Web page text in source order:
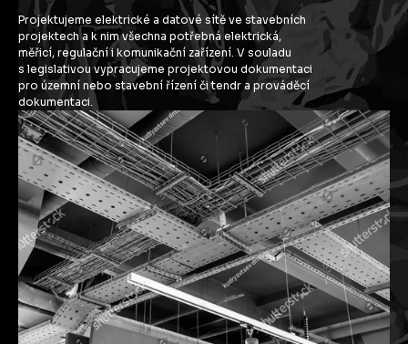
Projektujeme elektrické a datové sítě ve stavebních
projektech a k nim všechna potřebná elektrická,
měřicí, regulační i komunikační zařízení. V souladu
s legislativou vypracujeme projektovou dokumentaci
pro územní nebo stavební řízení či tendr a prováděcí
dokumentaci.